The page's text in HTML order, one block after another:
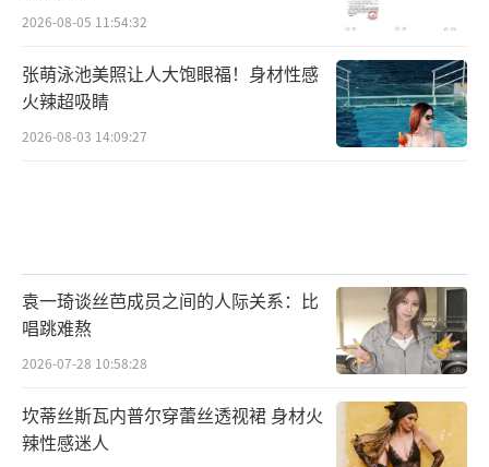
2026-08-05 11:54:32
张萌泳池美照让人大饱眼福！身材性感
火辣超吸睛
2026-08-03 14:09:27
袁一琦谈丝芭成员之间的人际关系：比
唱跳难熬
2026-07-28 10:58:28
坎蒂丝斯瓦内普尔穿蕾丝透视裙 身材火
辣性感迷人